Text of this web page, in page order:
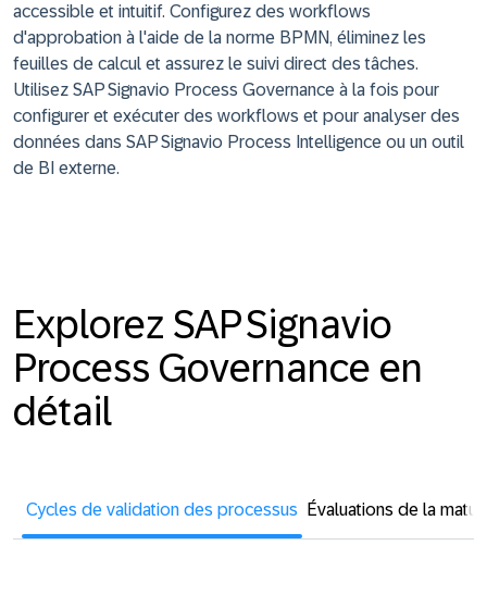
accessible et intuitif. Configurez des workflows
d'approbation à l'aide de la norme BPMN, éliminez les
feuilles de calcul et assurez le suivi direct des tâches.
Utilisez SAP Signavio Process Governance à la fois pour
configurer et exécuter des workflows et pour analyser des
données dans SAP Signavio Process Intelligence ou un outil
de BI externe.
Explorez SAP Signavio
Process Governance en
détail
Cycles de validation des processus Évaluations de la